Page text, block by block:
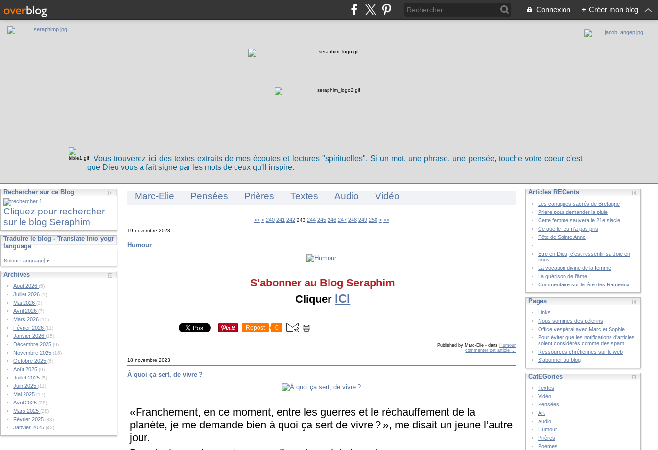
Connexion + Créer mon blog
Vous trouverez ici des textes extraits de mes écoutes et lectures "spirituelles". Si un mot, une phrase, une pensée, touche votre coeur c'est
que Dieu vous a fait signe par les mots de ceux qu'Il inspire.
Rechercher sur ce Blog
Cliquez pour rechercher
sur le blog Seraphim
Traduire le blog - Translate into your
language
Select Language ▼
Archives
Août 2026(5)
Juillet 2026(1)
Mai 2026(2)
Avril 2026(7)
Mars 2026(15)
Février 2026(11)
Janvier 2026(15)
Décembre 2025(9)
Novembre 2025(16)
Octobre 2025(6)
Août 2025(9)
Juillet 2025(5)
Juin 2025(11)
Mai 2025(17)
Avril 2025(38)
Mars 2025(28)
Février 2025(33)
Janvier 2025(42)
Marc-Elie Pensées Prières Textes Audio Vidéo
<< < 200
210
220
230
240 241 242 243 244 245 246 247 248 249 250 260
270
280
290
300
400
500
600
700
800
900
1000
1100
1200
1300
1400
1500
1600
1700
1800
1900
2000
2100
2200
2300
> >>
19 novembre 2023
Humour
S'abonner au Blog Seraphim
Cliquer ICI
Repost 0
Published by Marc-Elie - dans Humour
commenter cet article
18 novembre 2023
À quoi ça sert, de vivre ?
«Franchement, en ce moment, entre les guerres et le réchauffement de la
planète, je me demande bien à quoi ça sert de vivre ? », me disait un jeune l’autre
jour.
Articles RÉCents
Les cantiques sacrés de Bretagne
Prière pour demander la pluie
Cette femme sauvera le 21è siècle
Ce que le feu n’a pas pris
Fête de Sainte Anne
Etre en Dieu, c'est ressentir sa Joie en
nous
La vocation divine de la femme
La guérison de l’âme
Commentaire sur la fête des Rameaux
Pages
Links
Nous sommes des pélerins
Office vespéral avec Marc et Sophie
Pour éviter que les notifications d'articles
soient considérés comme des spam
Ressources chrétiennes sur le web
S'abonner au blog
CatÉGories
Textes
Vidéo
Pensées
Art
Audio
Humour
Prières
Poèmes